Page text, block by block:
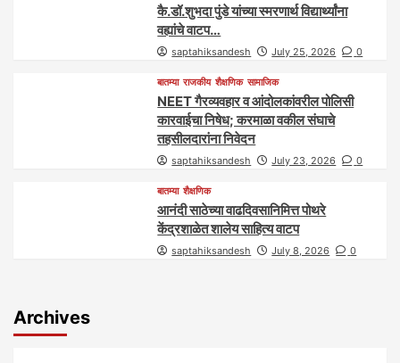
कै.डॉ.शुभदा पुंडे यांच्या स्मरणार्थ विद्यार्थ्यांना
वह्यांचे वाटप…
saptahiksandesh July 25, 2026 0
बातम्या राजकीय शैक्षणिक सामाजिक
NEET गैरव्यवहार व आंदोलकांवरील पोलिसी
कारवाईचा निषेध; करमाळा वकील संघाचे
तहसीलदारांना निवेदन
saptahiksandesh July 23, 2026 0
बातम्या शैक्षणिक
आनंदी साठेच्या वाढदिवसानिमित्त पोथरे
केंद्रशाळेत शालेय साहित्य वाटप
saptahiksandesh July 8, 2026 0
Archives